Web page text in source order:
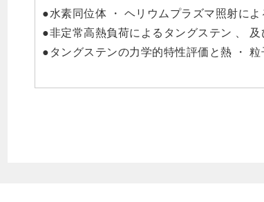
●水素同位体 ・ ヘリウムプラズマ照射に
●非定常高熱負荷によるタングステン 、
●タングステンの力学的特性評価と熱 ・